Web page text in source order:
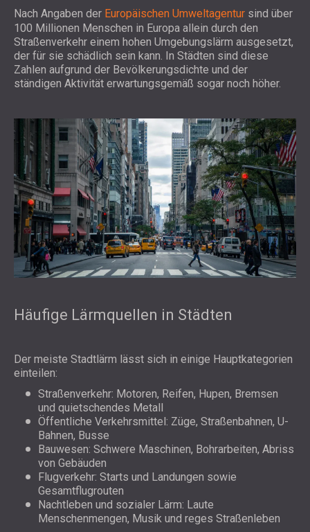
Nach Angaben der Europäischen Umweltagentur sind über
100 Millionen Menschen in Europa allein durch den
Straßenverkehr einem hohen Umgebungslärm ausgesetzt,
der für sie schädlich sein kann. In Städten sind diese
Zahlen aufgrund der Bevölkerungsdichte und der
ständigen Aktivität erwartungsgemäß sogar noch höher.
Häufige Lärmquellen in Städten
Der meiste Stadtlärm lässt sich in einige Hauptkategorien
einteilen:
Straßenverkehr: Motoren, Reifen, Hupen, Bremsen
und quietschendes Metall
Öffentliche Verkehrsmittel: Züge, Straßenbahnen, U-
Bahnen, Busse
Bauwesen: Schwere Maschinen, Bohrarbeiten, Abriss
von Gebäuden
Flugverkehr: Starts und Landungen sowie
Gesamtflugrouten
Nachtleben und sozialer Lärm: Laute
Menschenmengen, Musik und reges Straßenleben